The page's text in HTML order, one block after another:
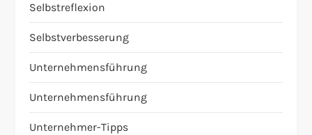
Selbstreflexion
Selbstverbesserung
Unternehmensführung
Unternehmensführung
Unternehmer-Tipps